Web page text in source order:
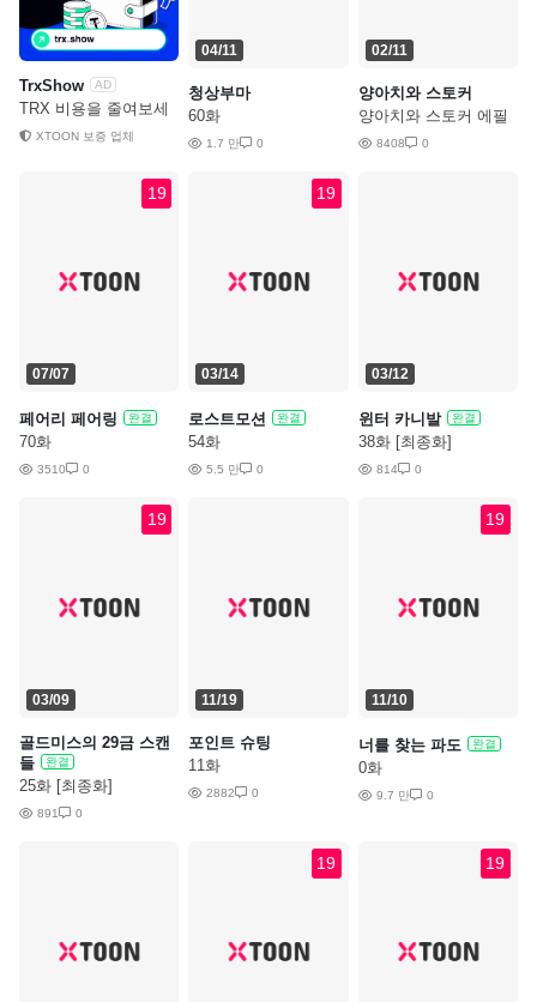
TrxShow AD
TRX 비용을 줄여보세
요 XTOON 보증 업체
04/11
청상부마
60화
1.7 만 0
02/11
양아치와 스토커
양아치와 스토커 에필
로그8408 0
19
07/07
페어리 페어링 완결
70화
3510 0
19
03/14
로스트모션 완결
54화
5.5 만 0
03/12
윈터 카니발 완결
38화 [최종화]
814 0
19
03/09
골드미스의 29금 스캔
들
완결
25화 [최종화]
891 0
11/19
포인트 슈팅
11화
2882 0
19
11/10
너를 찾는 파도 완결
0화
9.7 만 0
19 19